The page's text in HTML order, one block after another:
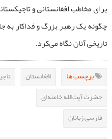
برای مخاطب افغانستانی و
چگونه یک رهبر بزرگ و فداکار به
تاریخی آنان نگاه می‌کرد.
برچسب ها افغانستان
حضرت آیت‌الله خامنه‌ای
فارسی زبانان